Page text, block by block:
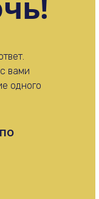
вами
одного